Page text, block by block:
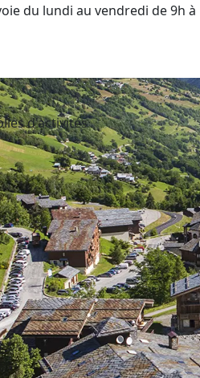
du lundi au vendredi de 9h
d'activités